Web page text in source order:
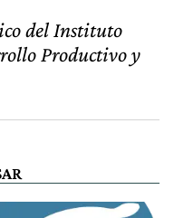
del Instituto
Productivo y